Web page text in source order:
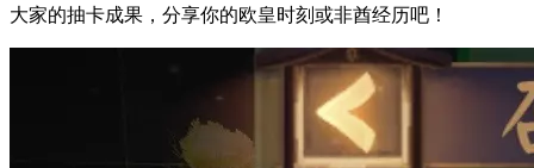
大家的抽卡成果，分享你的欧皇时刻或非酋经历吧！